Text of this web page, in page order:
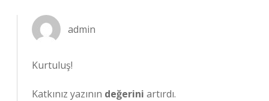
admin
Kurtuluş!
Katkınız yazının değerini artırdı.